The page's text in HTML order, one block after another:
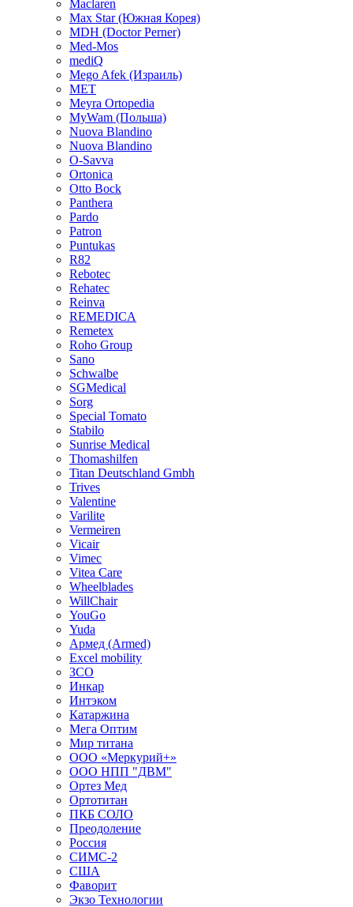
Maclaren
Max Star (Южная Корея)
MDH (Doctor Perner)
Med-Mos
mediQ
Mego Afek (Израиль)
MET
Meyra Ortopedia
MyWam (Польша)
Nuova Blandino
Nuova Blandino
O-Savva
Ortonica
Otto Bock
Panthera
Pardo
Patron
Puntukas
R82
Rebotec
Rehatec
Reinva
REMEDICA
Remetex
Roho Group
Sano
Schwalbe
SGMedical
Sorg
Special Tomato
Stabilo
Sunrise Medical
Thomashilfen
Titan Deutschland Gmbh
Trives
Valentine
Varilite
Vermeiren
Vicair
Vimec
Vitea Care
Wheelblades
WillChair
YouGo
Yuda
Армед (Armed)
Еxcel mobility
ЗСО
Инкар
Интэком
Катаржина
Мега Оптим
Мир титана
ООО «Меркурий+»
ООО НПП "ДВМ"
Ортез Мед
Ортотитан
ПКБ СОЛО
Преодоление
Россия
СИМС-2
США
Фаворит
Экзо Технологии